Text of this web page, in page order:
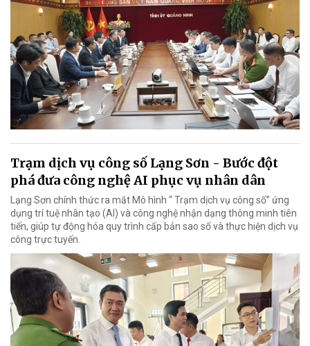
Trạm dịch vụ công số Lạng Sơn - Bước đột
phá đưa công nghệ AI phục vụ nhân dân
Lạng Sơn chính thức ra mắt Mô hình “ Trạm dịch vụ công số” ứng
dụng trí tuệ nhân tạo (AI) và công nghệ nhận dạng thông minh tiên
tiến, giúp tự động hóa quy trình cấp bản sao số và thực hiện dịch vụ
công trực tuyến.